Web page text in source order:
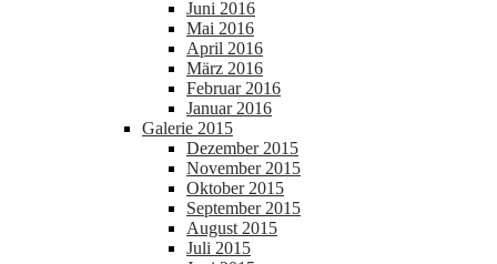
Juni 2016
Mai 2016
April 2016
März 2016
Februar 2016
Januar 2016
Galerie 2015
Dezember 2015
November 2015
Oktober 2015
September 2015
August 2015
Juli 2015